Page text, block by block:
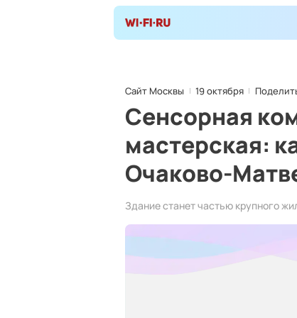
Сайт Москвы 19 октября
Сенсорная
мастерская:
Очаково-
Здание станет частью крупного